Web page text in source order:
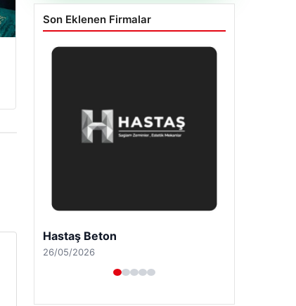
Son Eklenen Firmalar
Enes Kaplan Avukatlık Bürosu
28/04/2026